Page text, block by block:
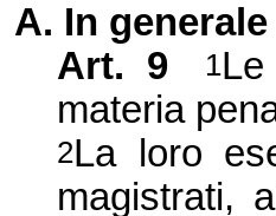
A. In generale
Art. 9
1
materia
2La loro
magistrati,